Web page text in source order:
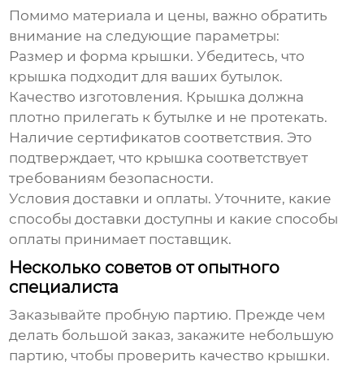
Помимо материала и цены, важно обратить
внимание на следующие параметры:
Размер и форма крышки. Убедитесь, что
крышка подходит для ваших бутылок.
Качество изготовления. Крышка должна
плотно прилегать к бутылке и не протекать.
Наличие сертификатов соответствия. Это
подтверждает, что крышка соответствует
требованиям безопасности.
Условия доставки и оплаты. Уточните, какие
способы доставки доступны и какие способы
оплаты принимает поставщик.
Несколько советов от опытного
специалиста
Заказывайте пробную партию. Прежде чем
делать большой заказ, закажите небольшую
партию, чтобы проверить качество крышки.